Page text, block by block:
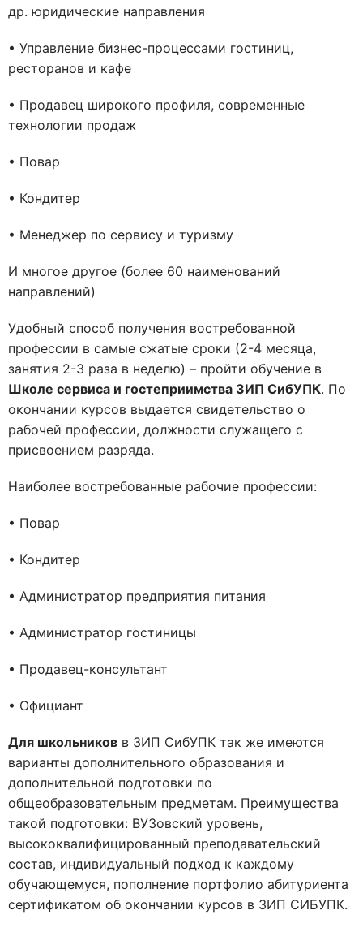
др. юридические направления
• Управление бизнес-процессами гостиниц,
ресторанов и кафе
• Продавец широкого профиля, современные
технологии продаж
• Повар
• Кондитер
• Менеджер по сервису и туризму
И многое другое (более 60 наименований
направлений)
Удобный способ получения востребованной
профессии в самые сжатые сроки (2-4 месяца,
занятия 2-3 раза в неделю) – пройти обучение в
Школе сервиса и гостеприимства ЗИП СибУПК. По
окончании курсов выдается свидетельство о
рабочей профессии, должности служащего с
присвоением разряда.
Наиболее востребованные рабочие профессии:
• Повар
• Кондитер
• Администратор предприятия питания
• Администратор гостиницы
• Продавец-консультант
• Официант
Для школьников в ЗИП СибУПК так же имеются
варианты дополнительного образования и
дополнительной подготовки по
общеобразовательным предметам. Преимущества
такой подготовки: ВУЗовский уровень,
высококвалифицированный преподавательский
состав, индивидуальный подход к каждому
обучающемуся, пополнение портфолио абитуриента
сертификатом об окончании курсов в ЗИП СИБУПК.